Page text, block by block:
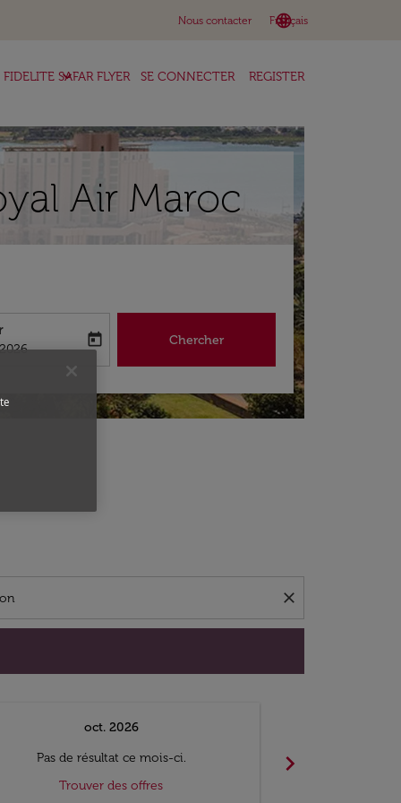
Nous contacter language
Français
keyboard_arrow_down
FIDELITE SAFAR FLYER
keyboard_arrow_down SE CONNECTER REGISTER
Air Maroc
return-date-aria-label
today Chercher
close
oct. 2026
Pas de résultat ce mois-ci.
Trouver des offres
chevron_right